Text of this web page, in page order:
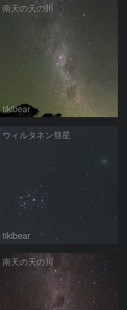
南天の天の川
tikibear
ウィルタネン彗星
tikibear
南天の天の川